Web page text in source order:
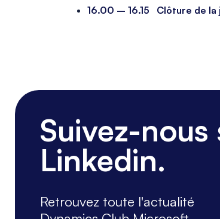
16.00 – 16.15 Clôture de la
Suivez-nous
Linkedin.
Retrouvez toute l'actualité